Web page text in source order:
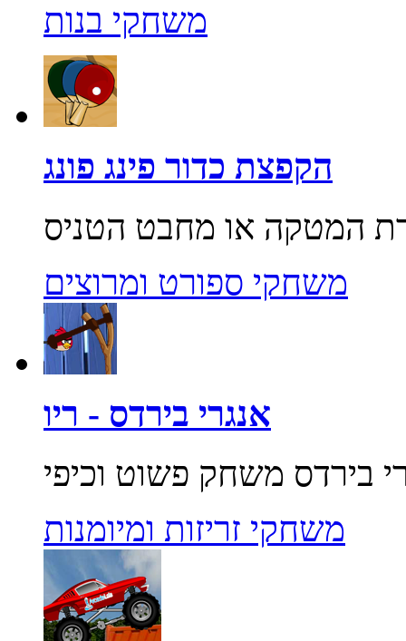
משחקי בנות
הקפצת כדור פינג פונג
משחקי ספורט ומרוצים
אנגרי בירדס - ריו
משחקי זריזות ומיומנות